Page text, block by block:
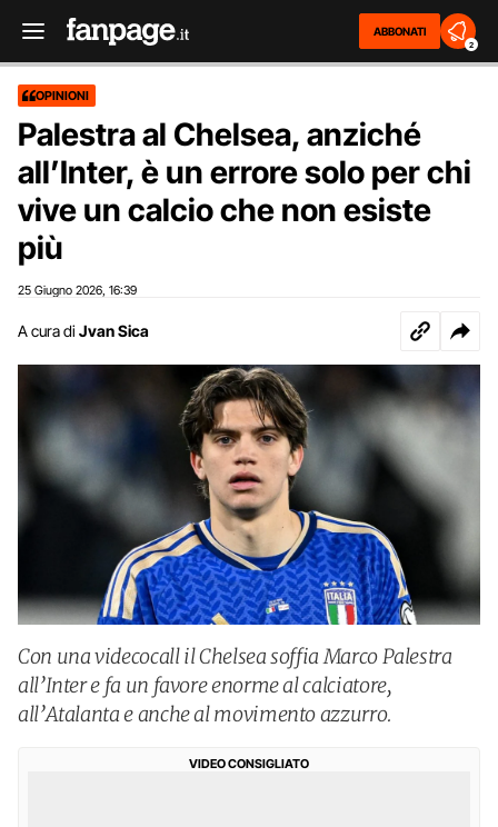
ABBONATI
2
OPINIONI
Palestra al Chelsea, anziché
all’Inter, è un errore solo per chi
vive un calcio che non esiste
più
25 Giugno 2026 16:39
A cura di Jvan Sica
Con una videcocall il Chelsea soffia Marco Palestra
all’Inter e fa un favore enorme al calciatore,
all’Atalanta e anche al movimento azzurro.
VIDEO CONSIGLIATO